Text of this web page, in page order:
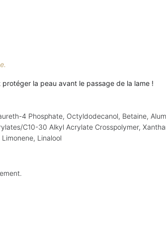
la peau avant le passage de la lame !
4 Phosphate, Octyldodecanol, Betaine,
C10-30 Alkyl Acrylate Crosspolymer,
Linalool